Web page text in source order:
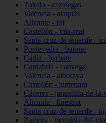
Toledo - cazalegas
Valencia - alaquàs
Alicante - ibi
Castellón - vila-real
Santa-cruz-de-tenerife -
Pontevedra - baiona
Cádiz - barbate
Cantabria - camargo
Valencia - alboraya
Castellón - almenara
Cáceres - jarandilla-de-la-
Alicante - finestrat
Santa-cruz-de-tenerife -
Zamora - moraleja-del-